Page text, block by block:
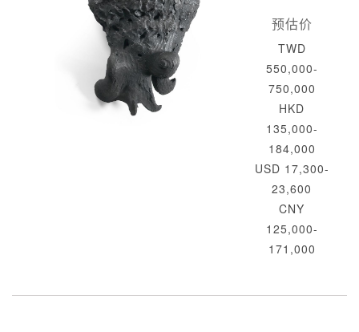
预估价
TWD
550,000-
750,000
HKD
135,000-
184,000
USD 17,300-
23,600
CNY
125,000-
171,000